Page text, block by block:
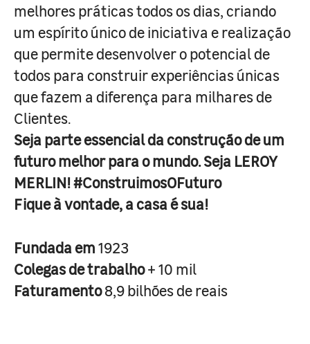
melhores práticas todos os dias, criando
um espírito único de iniciativa e realização
que permite desenvolver o potencial de
todos para construir experiências únicas
que fazem a diferença para milhares de
Clientes.
Seja parte essencial da construção de um
futuro melhor para o mundo. Seja LEROY
MERLIN! #ConstruimosOFuturo
Fique à vontade, a casa é sua!
Fundada em1923
Colegas de trabalho+ 10 mil
Faturamento8,9 bilhões de reais